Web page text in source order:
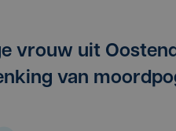
vrouw uit
van